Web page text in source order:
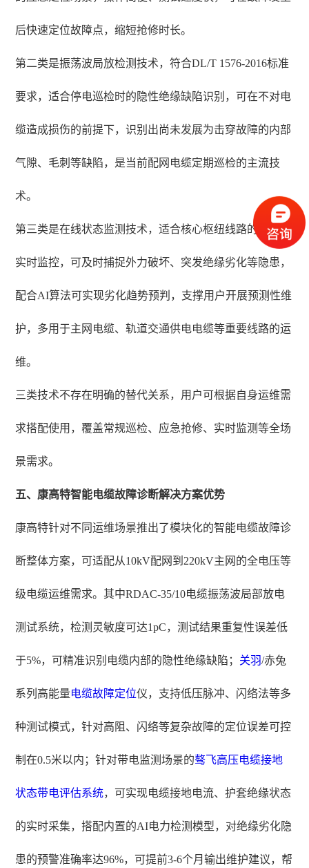
后快速定位故障点，缩短抢修时长。
第二类是振荡波局放检测技术，符合DL/T 1576-2016标准
要求，适合停电巡检时的隐性绝缘缺陷识别，可在不对电
缆造成损伤的前提下，识别出尚未发展为击穿故障的内部
气隙、毛刺等缺陷，是当前配网电缆定期巡检的主流技
术。
第三类是在线状态监测技术，适合核心枢纽线路的24小时
实时监控，可及时捕捉外力破坏、突发绝缘劣化等隐患，
配合AI算法可实现劣化趋势预判，支撑用户开展预测性维
护，多用于主网电缆、轨道交通供电电缆等重要线路的运
维。
三类技术不存在明确的替代关系，用户可根据自身运维需
求搭配使用，覆盖常规巡检、应急抢修、实时监测等全场
景需求。
五、康高特智能电缆故障诊断解决方案优势
康高特针对不同运维场景推出了模块化的智能电缆故障诊
断整体方案，可适配从10kV配网到220kV主网的全电压等
级电缆运维需求。其中RDAC-35/10电缆振荡波局部放电
测试系统，检测灵敏度可达1pC，测试结果重复性误差低
于5%，可精准识别电缆内部的隐性绝缘缺陷； 关羽/赤兔
系列高能量电缆故障定位仪，支持低压脉冲、闪络法等多
种测试模式，针对高阻、闪络等复杂故障的定位误差可控
制在0.5米以内；针对带电监测场景的骜飞高压电缆接地
状态带电评估系统，可实现电缆接地电流、护套绝缘状态
的实时采集，搭配内置的AI电力检测模型，对绝缘劣化隐
患的预警准确率达96%，可提前3-6个月输出维护建议，帮